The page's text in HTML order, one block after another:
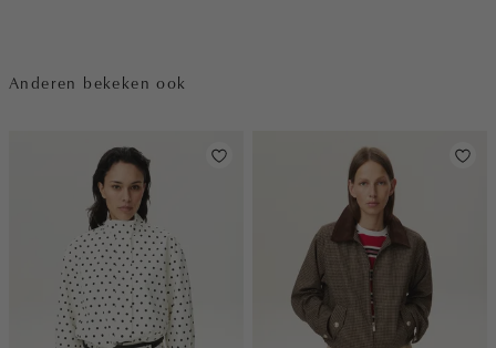
Anderen bekeken ook